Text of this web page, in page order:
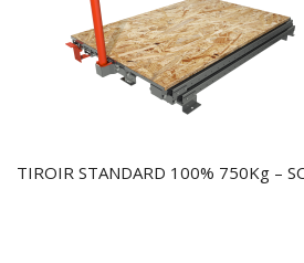
TIROIR STANDARD 100% 750Kg –